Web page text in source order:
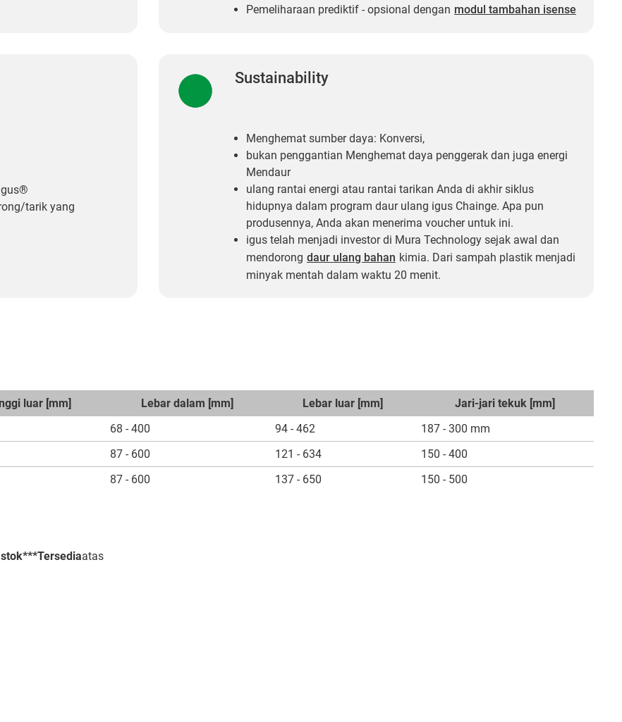
Pemeliharaan prediktif - opsional dengan modul tambahan isense
tarik yang
Sustainability
Menghemat sumber daya: Konversi,
bukan penggantian Menghemat daya penggerak dan juga energi
Mendaur
ulang rantai energi atau rantai tarikan Anda di akhir siklus
hidupnya dalam program daur ulang igus Chainge. Apa pun
produsennya, Anda akan menerima voucher untuk ini.
igus telah menjadi investor di Mura Technology sejak awal dan
mendorong daur ulang bahan kimia. Dari sampah plastik menjadi
minyak mentah dalam waktu 20 menit.
luar [mm] Lebar dalam [mm] Lebar luar [mm]
Jari-jari tekuk [mm]
68 - 400 94 - 462
187 - 300 mm
87 - 600 121 - 634
150 - 400
87 - 600 137 - 650 150 - 500
atas